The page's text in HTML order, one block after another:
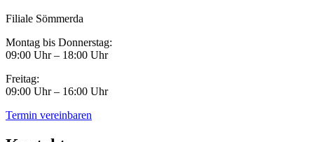
Filiale Sömmerda
Montag bis Donnerstag:
09:00 Uhr – 18:00 Uhr
Freitag:
09:00 Uhr – 16:00 Uhr
Termin vereinbaren